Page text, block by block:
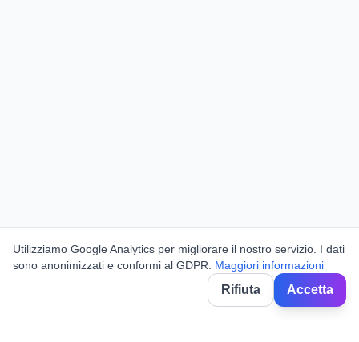
Utilizziamo Google Analytics per migliorare il nostro servizio. I dati
sono anonimizzati e conformi al GDPR.
Maggiori informazioni
Rifiuta Accetta